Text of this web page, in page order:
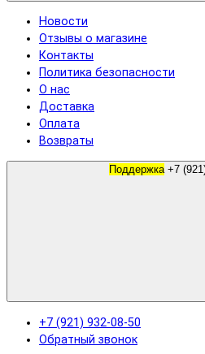
Новости
Отзывы о магазине
Контакты
Политика безопасности
О нас
Доставка
Оплата
Возвраты
Поддержка
+7 (921) 932-08-50
Обратный звонок